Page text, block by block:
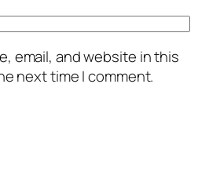
email, and website in this
next time I comment.